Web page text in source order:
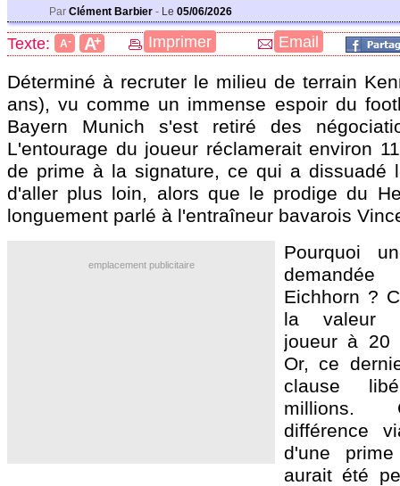
Par Clément Barbier - Le 05/06/2026
Texte: A- A+ Imprimer Email
Déterminé à recruter le milieu de terrain
ans), vu comme un immense espoir du
Bayern Munich s'est retiré des
L'entourage du joueur réclamerait environ
de prime à la signature, ce qui a dissuadé
d'aller plus loin, alors que le prodige du
longuement parlé à l'entraîneur bavarois
emplacement publicitaire
Pourquoi
Eichhorn ?
la valeur
joueur à 20
Or, ce
clause
millions.
différence
d'une
aurait été